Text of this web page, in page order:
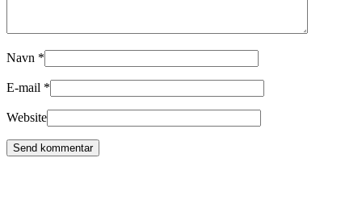
Navn *
E-mail *
Website